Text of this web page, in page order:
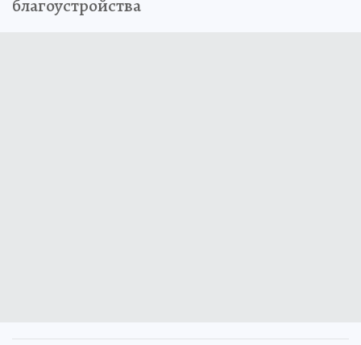
благоустройства